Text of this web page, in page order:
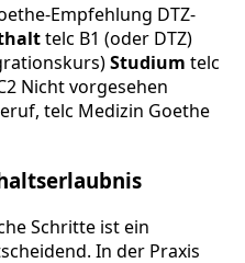
Empfehlung DTZ-
telc B1 (oder DTZ)
Studium telc
Nicht vorgesehen
telc Medizin Goethe
Schritte ist ein
In der Praxis